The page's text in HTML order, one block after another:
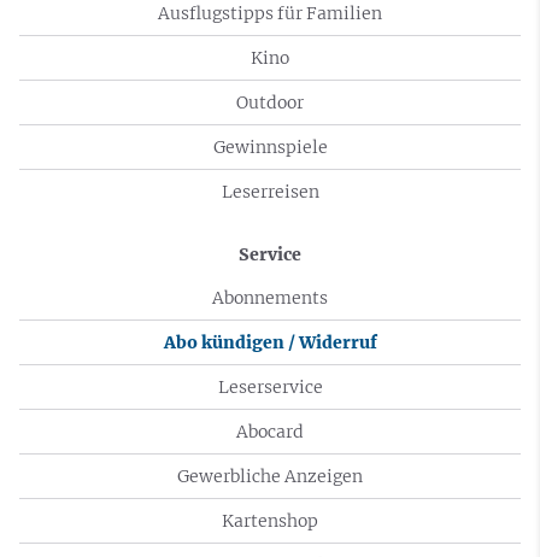
Ausflugstipps für Familien
Kino
Outdoor
Gewinnspiele
Leserreisen
Service
Abonnements
Abo kündigen / Widerruf
Leserservice
Abocard
Gewerbliche Anzeigen
Kartenshop